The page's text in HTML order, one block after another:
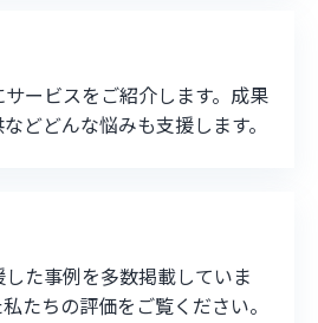
ービスをご紹介します。成果
どどんな悩みも支援します。
た事例を多数掲載していま
たちの評価をご覧ください。